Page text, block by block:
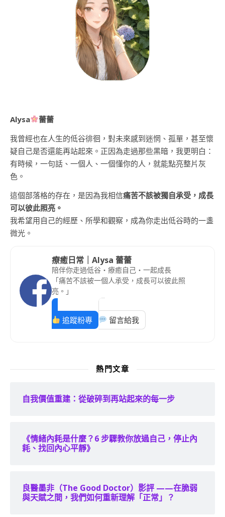
Alysa
蕾蕾
我曾經也在人生的低谷徘徊，對未來感到迷惘、孤單，甚至懷
疑自己是否還能再站起來。正因為走過那些黑暗，我更明白：
有時候，一句話、一個人、一個懂你的人，就能點亮整片灰
色。
這個部落格的存在，是因為我相信痛苦不該被獨自承受，成長
可以彼此照亮。
我希望用自己的經歷、所學和觀察，成為你走出低谷時的一盞
微光。
療癒日常｜Alysa 蕾蕾
陪伴你走過低谷・療癒自己・一起成長
「痛苦不該被一個人承受，成長可以彼此照
亮。」
追蹤粉專 留言給我
熱門文章
自我價值重建：從破碎到再站起來的每一步
《情緒內耗是什麼？6 步驟教你放過自己，停止內
耗、找回內心平靜》
良醫墨非（The Good Doctor）影評 ——在脆弱
與天賦之間，我們如何重新理解「正常」？